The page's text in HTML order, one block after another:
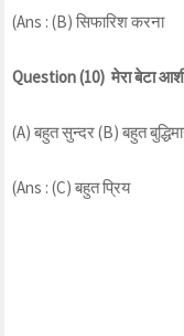
(Ans : (B) सिफारिश करना
Question (10) मेरा बेटा
(A) बहुत सुन्दर (B) बहुत
(Ans : (C) बहुत प्रिय